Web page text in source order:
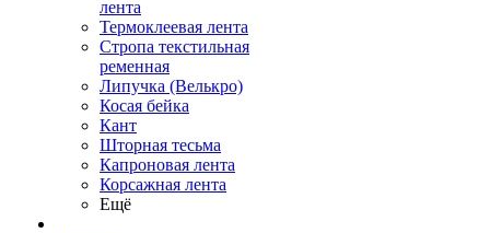
лента
Термоклеевая лента
Стропа текстильная
ременная
Липучка (Велькро)
Косая бейка
Кант
Шторная тесьма
Капроновая лента
Корсажная лента
Ещё